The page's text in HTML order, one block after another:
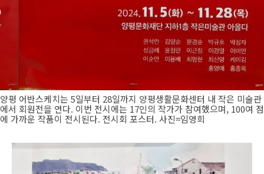
양평 어반스케치는 5일부터 28일까지 양평생활문화센터 내 작은 미술관
에서 회원전을 연다. 이번 전시에는 17인의 작가가 참여했으며, 100여 점
에 가까운 작품이 전시된다. 전시회 포스터. 사진=임영희